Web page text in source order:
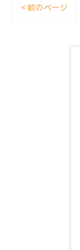
< 前のページ